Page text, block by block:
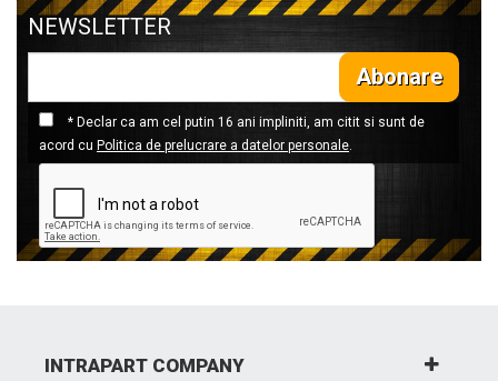
NEWSLETTER
Abonare
* Declar ca am cel putin 16 ani impliniti, am citit si sunt de
acord cu Politica de prelucrare a datelor personale.
INTRAPART COMPANY